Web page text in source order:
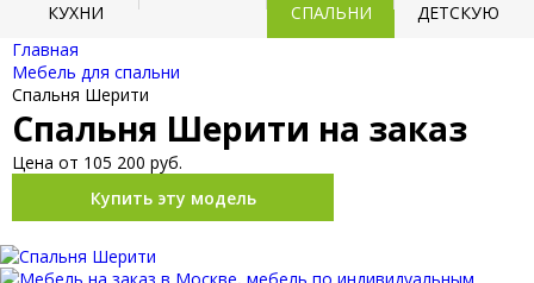
КУХНИ СПАЛЬНИ
ДЕТСКУЮ
Главная
Мебель для спальни
Спальня Шерити
Спальня Шерити на заказ
Цена от 105 200 руб.
Купить эту модель